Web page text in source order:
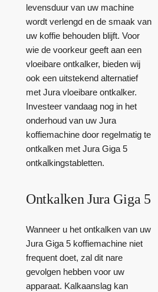
levensduur van uw machine
wordt verlengd en de smaak van
uw koffie behouden blijft. Voor
wie de voorkeur geeft aan een
vloeibare ontkalker, bieden wij
ook een uitstekend alternatief
met Jura vloeibare ontkalker.
Investeer vandaag nog in het
onderhoud van uw Jura
koffiemachine door regelmatig te
ontkalken met Jura Giga 5
ontkalkingstabletten.
Ontkalken Jura Giga 5
Wanneer u het ontkalken van uw
Jura Giga 5 koffiemachine niet
frequent doet, zal dit nare
gevolgen hebben voor uw
apparaat. Kalkaanslag kan